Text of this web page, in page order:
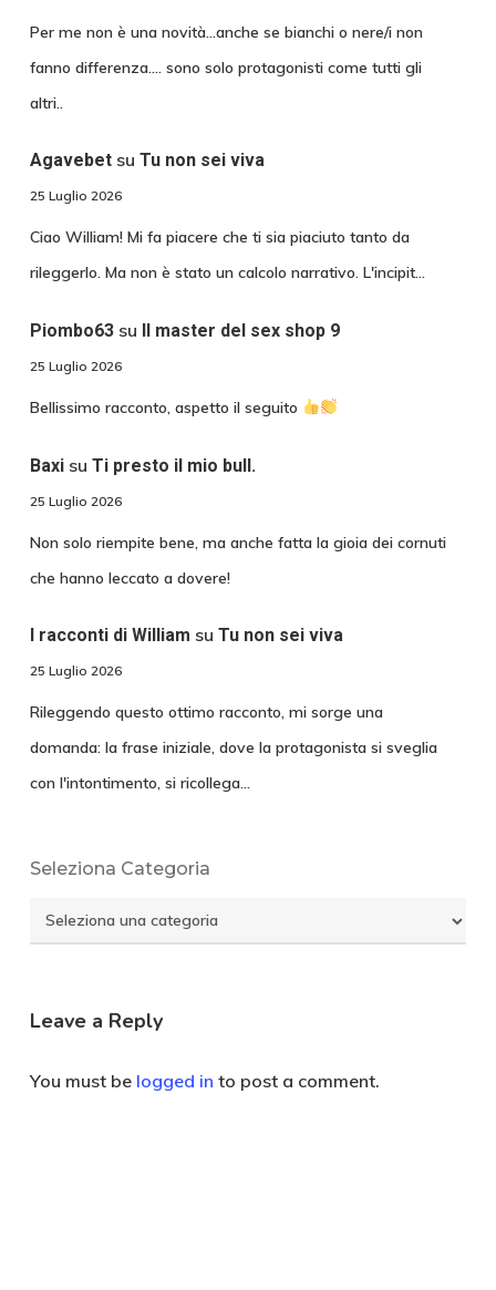
Per me non è una novità...anche se bianchi o nere/i non
fanno differenza.... sono solo protagonisti come tutti gli
altri..
Agavebetsu Tu non sei viva
25 Luglio 2026
Ciao William! Mi fa piacere che ti sia piaciuto tanto da
rileggerlo. Ma non è stato un calcolo narrativo. L'incipit…
Piombo63su Il master del sex shop 9
25 Luglio 2026
Bellissimo racconto, aspetto il seguito
Baxisu Ti presto il mio bull.
25 Luglio 2026
Non solo riempite bene, ma anche fatta la gioia dei cornuti
che hanno leccato a dovere!
I racconti di William su Tu non sei viva
25 Luglio 2026
Rileggendo questo ottimo racconto, mi sorge una
domanda: la frase iniziale, dove la protagonista si sveglia
con l'intontimento, si ricollega…
Seleziona Categoria
Seleziona
Categoria
Leave a Reply
You must be logged in to post a comment.